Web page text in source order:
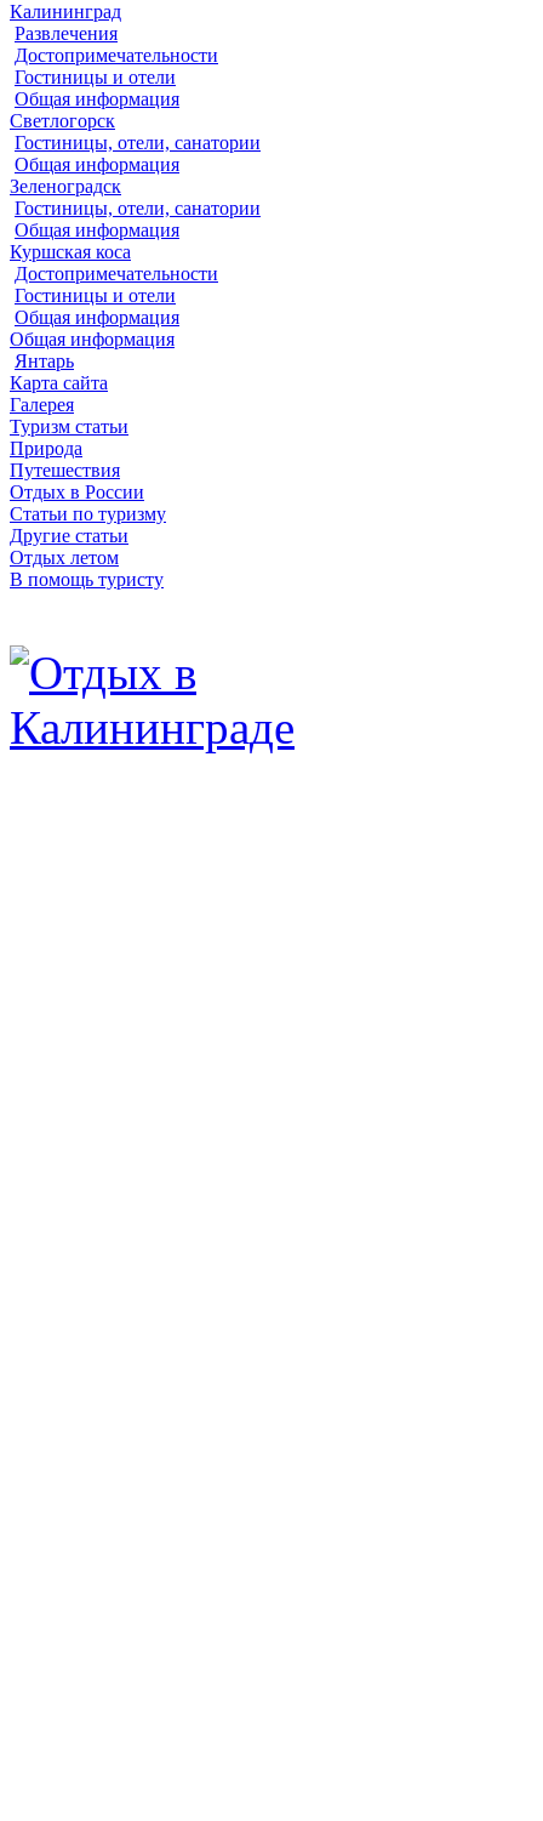
Калининград
Развлечения
Достопримечательности
Гостиницы и отели
Общая информация
Светлогорск
Гостиницы, отели, санатории
Общая информация
Зеленоградск
Гостиницы, отели, санатории
Общая информация
Куршская коса
Достопримечательности
Гостиницы и отели
Общая информация
Общая информация
Янтарь
Карта сайта
Галерея
Туризм статьи
Природа
Путешествия
Отдых в России
Статьи по туризму
Другие статьи
Отдых летом
В помощь туристу